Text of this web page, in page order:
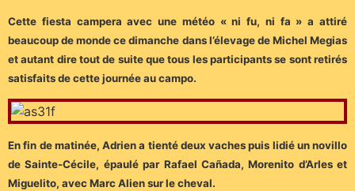
Cette fiesta campera avec une météo « ni fu, ni fa » a attiré
beaucoup de monde ce dimanche dans l’élevage de Michel Megias
et autant dire tout de suite que tous les participants se sont retirés
satisfaits de cette journée au campo.
En fin de matinée, Adrien a tienté deux vaches puis lidié un novillo
de Sainte-Cécile, épaulé par Rafael Cañada, Morenito d’Arles et
Miguelito, avec Marc Alien sur le cheval.